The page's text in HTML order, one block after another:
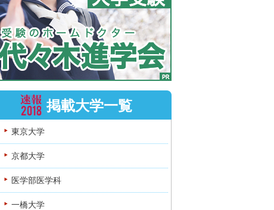
掲載大学一覧
東京大学
京都大学
医学部医学科
一橋大学